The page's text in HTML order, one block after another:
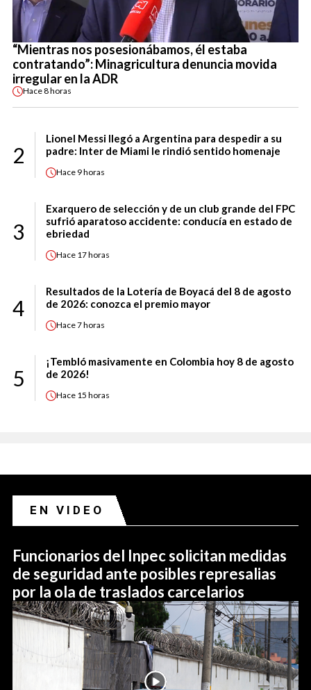
“Mientras nos posesionábamos, él estaba
contratando”: Minagricultura denuncia movida
irregular en la ADR
Hace8 horas
2
Lionel Messi llegó a Argentina para despedir a su
padre: Inter de Miami le rindió sentido homenaje
Hace 9 horas
3
Exarquero de selección y de un club grande del FPC
sufrió aparatoso accidente: conducía en estado de
ebriedad
Hace 17 horas
4
Resultados de la Lotería de Boyacá del 8 de agosto
de 2026: conozca el premio mayor
Hace7 horas
5
¡Tembló masivamente en Colombia hoy 8 de agosto
de 2026!
Hace 15 horas
EN VIDEO
Funcionarios del Inpec solicitan medidas
de seguridad ante posibles represalias
por la ola de traslados carcelarios